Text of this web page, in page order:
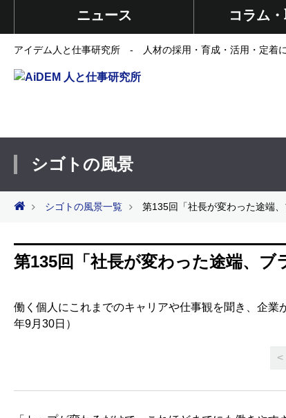
ニュース コラム
アイデム人と仕事研究所 - 人材の採用・育成・活用・定着
シゴトの風景
シゴトの風景一覧 第135回「社長が変わった途端、
第135回「社長が変わった途端、ブ
働く個人にこれまでのキャリアや仕事観を聞き、企
年9月30日）
<